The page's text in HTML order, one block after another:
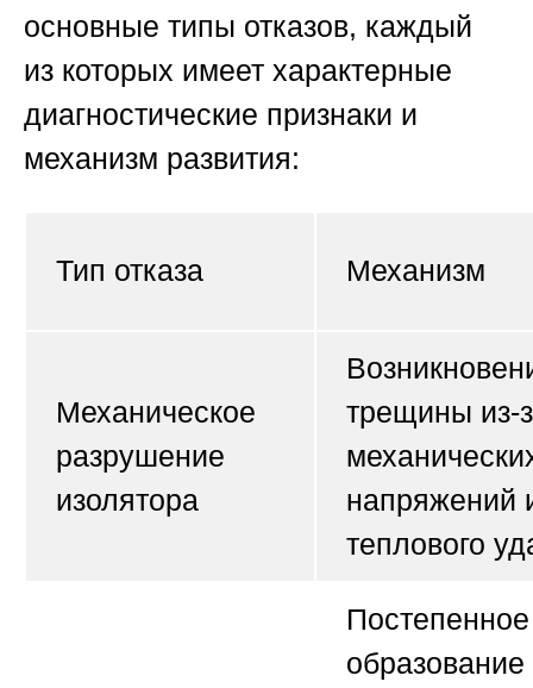
основные типы отказов, каждый
из которых имеет характерные
диагностические признаки и
механизм развития:
Тип отказа Механизм
Механическое
разрушение
изолятора
трещины из-
напряжений
теплового
Постепенное
образование